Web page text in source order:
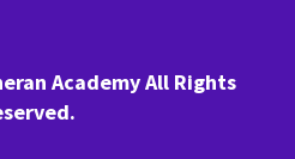
Academy All Rights